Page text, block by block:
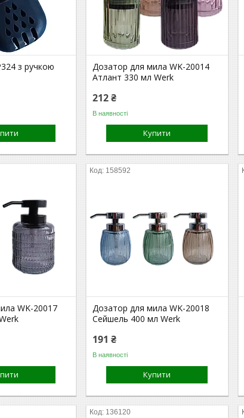
з ручкою
Дозатор для мила WK-20014
Атлант 330 мл Werk
212 ₴
В наявності
Купити
WK-20017
158592
Дозатор для мила WK-20018
Сейшель 400 мл Werk
191 ₴
В наявності
Купити
136120